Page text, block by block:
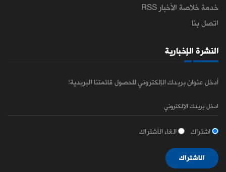
خدمة خلاصة الأخبار RSS
اتصل بنا
النشرة الإخبارية
أدخل عنوان بريدك الإلكتروني للحصول قائمتنا البريدية!
اشتراك الغاء الأشتراك
الاشتراك